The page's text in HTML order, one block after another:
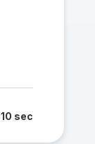
10 sec